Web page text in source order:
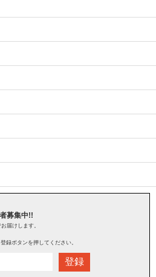
募集中!!
届けします。
録ボタンを押してください。
登録